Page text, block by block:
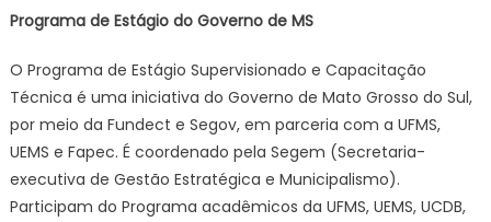
Programa de Estágio do Governo de MS
O Programa de Estágio Supervisionado e Capacitação
Técnica é uma iniciativa do Governo de Mato Grosso do Sul,
por meio da Fundect e Segov, em parceria com a UFMS,
UEMS e Fapec. É coordenado pela Segem (Secretaria-
executiva de Gestão Estratégica e Municipalismo).
Participam do Programa acadêmicos da UFMS, UEMS, UCDB,